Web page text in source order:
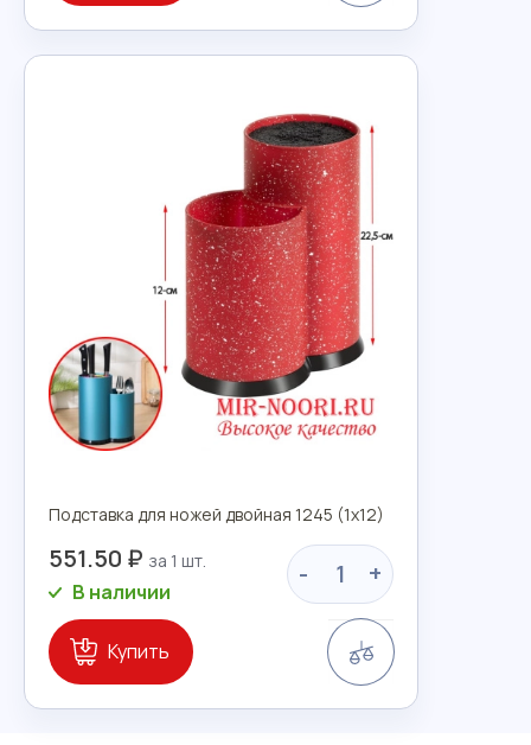
Подставка для ножей двойная 1245 (1х12)
551.50 ₽ - +
В наличии
Купить